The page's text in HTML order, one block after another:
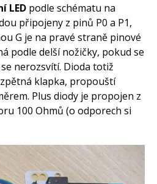
LED podle schématu na
připojeny z pinů P0 a P1,
G je na pravé straně pinové
podle delší nožičky, pokud se
nerozsvítí. Dioda totiž
klapka, propouští
Plus diody je propojen z
100 Ohmů (o odporech si